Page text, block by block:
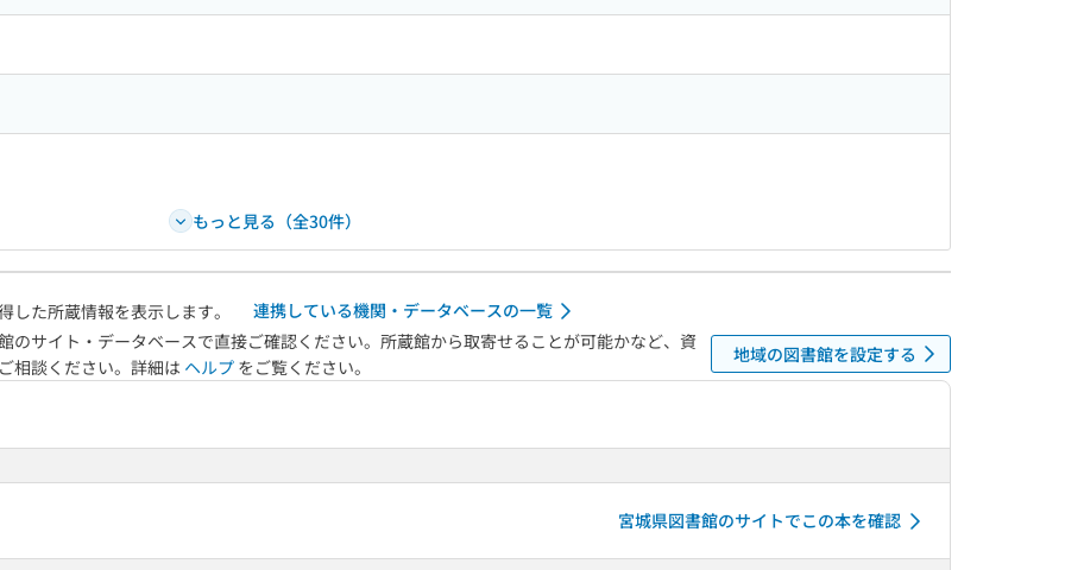
もっと見る（全30件）
た所蔵情報を表示します。
連携している機関・データベースの一覧
サイト・データベースで直接ご確認ください。所蔵館から取寄せることが可能かなど、資
相談ください。詳細は ヘルプ をご覧ください。
地域の図書館を設定する
宮城県図書館のサイトでこの本を確認